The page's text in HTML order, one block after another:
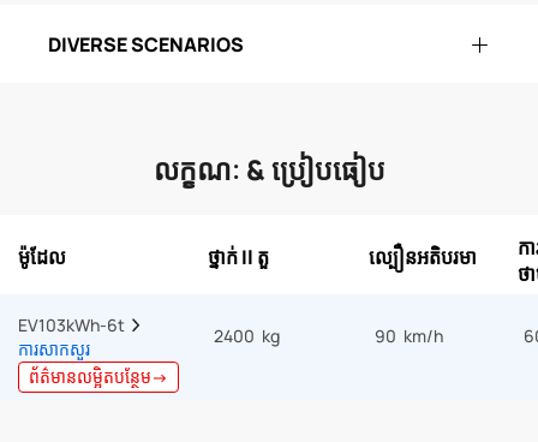
DIVERSE SCENARIOS
លក្ខណៈ & ប្រៀបធៀប
ម៉ូដែល ថ្នាក់ Il តួ ល្បឿនអតិបរមា
ក
ថ
EV103kWh-6t
ការសាកសួរ
ព័ត៌មានលម្អិតបន្ថែម→
2400 kg 90 km/h